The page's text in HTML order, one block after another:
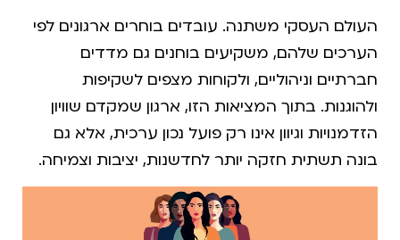
העולם העסקי משתנה. עובדים בוחרים ארגונים לפי
הערכים שלהם, משקיעים בוחנים גם מדדים
חברתיים וניהוליים, ולקוחות מצפים לשקיפות
ולהוגנות. בתוך המציאות הזו, ארגון שמקדם שוויון
הזדמנויות וגיוון אינו רק פועל נכון ערכית, אלא גם
בונה תשתית חזקה יותר לחדשנות, יציבות וצמיחה.